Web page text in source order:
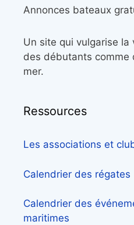
Annonces bateaux
Un site qui vulgarise la
des débutants comme
mer.
Ressources
Les associations et
Calendrier des régates
Calendrier des
maritimes